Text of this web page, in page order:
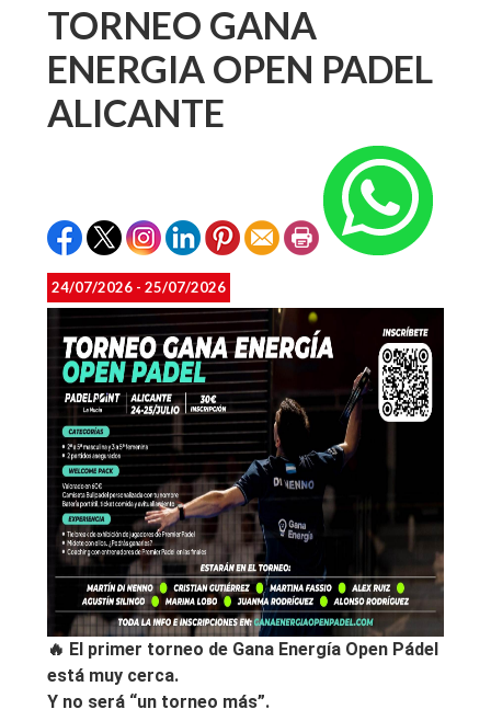
TORNEO GANA
ENERGIA OPEN PADEL
ALICANTE
24/07/2026 - 25/07/2026
🔥 El primer torneo de Gana Energía Open Pádel
está muy cerca.
Y no será “un torneo más”.